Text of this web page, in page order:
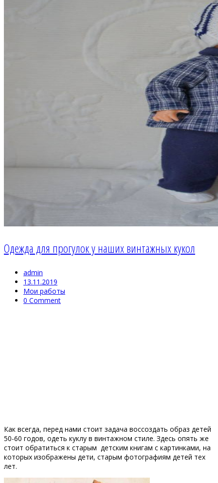
Одежда для прогулок у наших винтажных кукол
admin
13.11.2019
Мои работы
0 Comment
Как всегда, перед нами стоит задача воссоздать образ детей
50-60 годов, одеть куклу в винтажном стиле. Здесь опять же
стоит обратиться к старым детским книгам с картинками, на
которых изображены дети, старым фотографиям детей тех
лет.